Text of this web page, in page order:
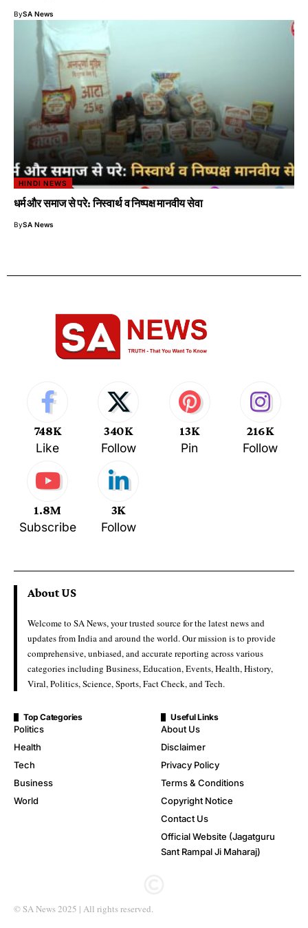
BySA News
HINDI NEWS
धर्म और समाज से परे: निस्वार्थ व निष्पक्ष मानवीय सेवा
BySA News
748K
Like
340K
Follow
13K
Pin
216K
Follow
1.8M
Subscribe
3K
Follow
About US
Welcome to SA News, your trusted source for the latest news and
updates from India and around the world. Our mission is to provide
comprehensive, unbiased, and accurate reporting across various
categories including Business, Education, Events, Health, History,
Viral, Politics, Science, Sports, Fact Check, and Tech.
Top Categories
Politics
Health
Tech
Business
World
Useful Links
About Us
Disclaimer
Privacy Policy
Terms & Conditions
Copyright Notice
Contact Us
Official Website (Jagatguru
Sant Rampal Ji Maharaj)
© SA News 2025 | All rights reserved.